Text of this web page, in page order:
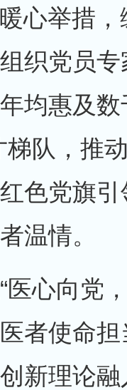
暖心举措
织党员
均惠及
梯队，推
色党旗
温情。
医心向党
者使命
新理论